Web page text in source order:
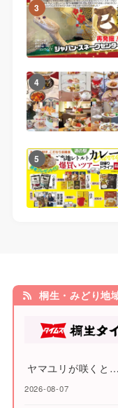
3
4
5
桐生・みどり地
ヤマユリが咲くと
2026-08-07